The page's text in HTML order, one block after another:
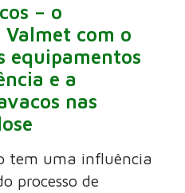
– o
Valmet com o
equipamentos
e a
nas
tem uma influência
processo de